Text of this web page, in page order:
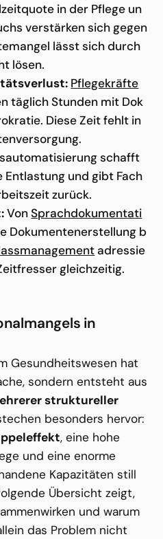
in der Pflege un
verstärken sich gegen
lässt sich durch
lösen.
Pflegekräfte
täglich Stunden mit Dok
Diese Zeit fehlt in
schafft
und gibt Fach
zurück.
VonSprachdokumentati
Dokumentenerstellung b
adressie
gleichzeitig.
in
Gesundheitswesen hat
sondern entsteht aus
struktureller
besonders hervor:
Kapazitäten still
Übersicht zeigt,
und warum
das Problem nicht